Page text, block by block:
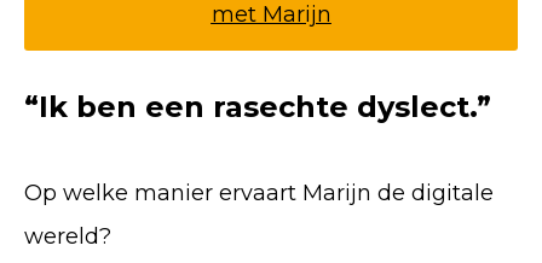
met Marijn
“Ik ben een rasechte dyslect.”
Op welke manier ervaart Marijn de digitale
wereld?